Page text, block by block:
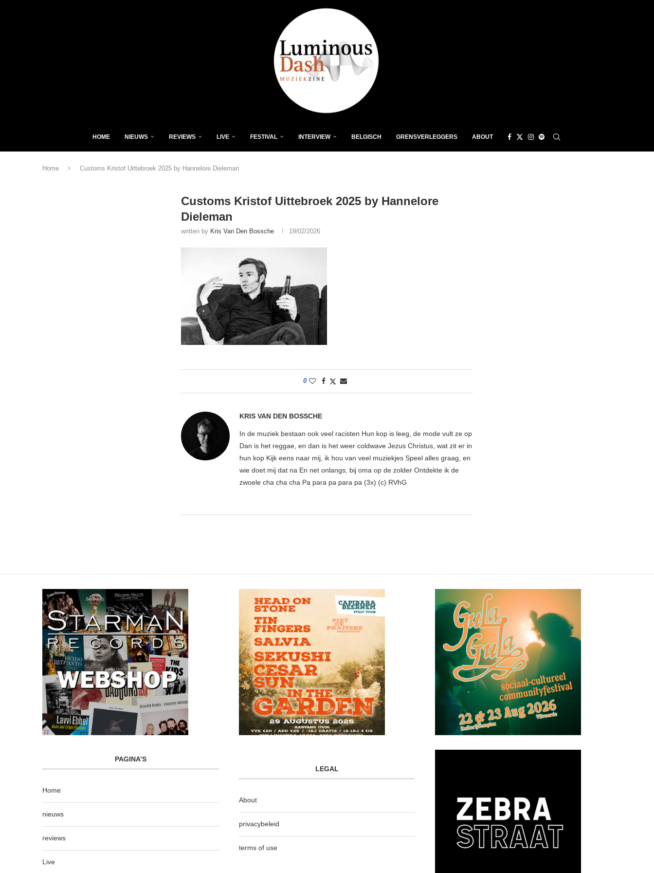
HOME NIEUWS REVIEWS LIVE FESTIVAL INTERVIEW BELGISCH GRENSVERLEGGERS ABOUT
Home Customs Kristof Uittebroek 2025 by Hannelore Dieleman
Customs Kristof Uittebroek 2025 by Hannelore
Dieleman
written by Kris Van Den Bossche 19/02/2026
0
KRIS VAN DEN BOSSCHE
In de muziek bestaan ook veel racisten Hun kop is leeg, de mode vult ze op
Dan is het reggae, en dan is het weer coldwave Jezus Christus, wat zit er in
hun kop Kijk eens naar mij, ik hou van veel muziekjes Speel alles graag, en
wie doet mij dat na En net onlangs, bij oma op de zolder Ontdekte ik de
zwoele cha cha cha Pa para pa para pa (3x) (c) RVhG
PAGINA’S
Home
nieuws
reviews
Live
LEGAL
About
privacybeleid
terms of use